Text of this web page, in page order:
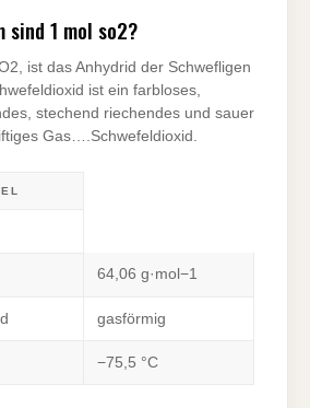
sind 1 mol so2?
ist das Anhydrid der Schwefligen
ist ein farbloses,
stechend riechendes und sauer
Gas….Schwefeldioxid.
64,06 g·mol−1
gasförmig
−75,5 °C